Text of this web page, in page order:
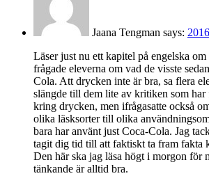
Jaana Tengman says:
Läser just nu ett kapitel på engelska
frågade eleverna om vad de visste
Cola. Att drycken inte är bra, sa flera
slängde till dem lite av kritiken som
kring drycken, men ifrågasatte också
olika läsksorter till olika
bara har använt just Coca-Cola. Jag
tagit dig tid till att faktiskt ta fram fakta
Den här ska jag läsa högt i morgon för
tänkande är alltid bra.